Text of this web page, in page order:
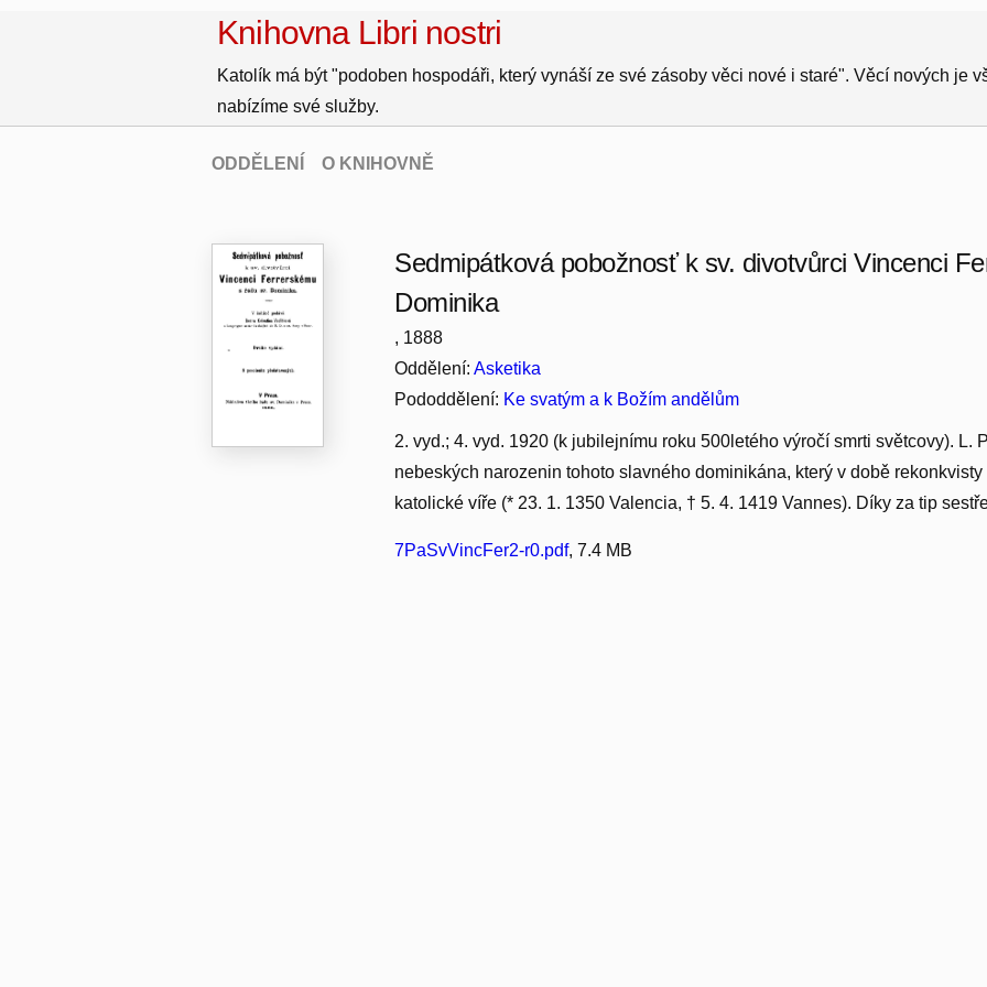
Knihovna Libri nostri
Katolík má být "podoben hospodáři, který vynáší ze své zásoby věci nové i staré". Věcí nových je
nabízíme své služby.
ODDĚLENÍ O KNIHOVNĚ
Sedmipátková pobožnosť k sv. divotvůrci Vincenci
Dominika
, 1888
Oddělení:Asketika
Pododdělení: Ke svatým a k Božím andělům
2. vyd.; 4. vyd. 1920 (k jubilejnímu roku 500letého výročí smrti světcovy). L.
nebeských narozenin tohoto slavného dominikána, který v době
katolické víře (* 23. 1. 1350 Valencia, † 5. 4. 1419 Vannes). Díky za tip
7PaSvVincFer2-r0.pdf, 7.4 MB